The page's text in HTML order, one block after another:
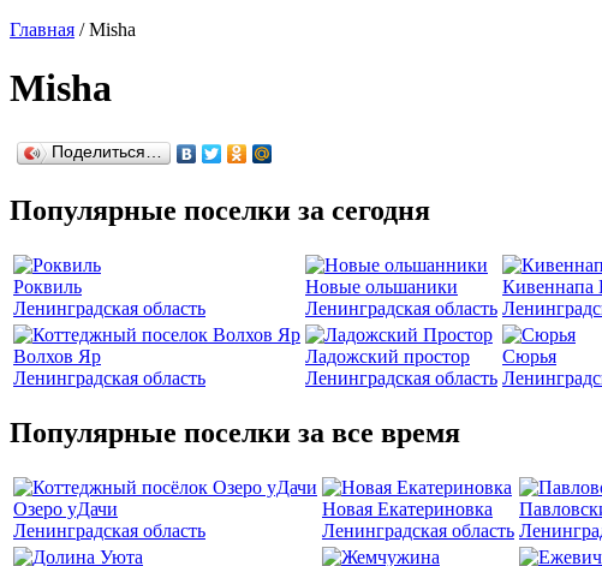
Главная /Misha
Misha
Поделиться…
Популярные поселки за сегодня
Роквиль
Ленинградская область
Новые ольшаники
Ленинградская область
Кивеннапа
Волхов Яр
Ленинградская область
Ладожский простор
Ленинградская область
Сюрья
Популярные поселки за все время
Озеро уДачи
Ленинградская область
Новая Екатериновка
Ленинградская область